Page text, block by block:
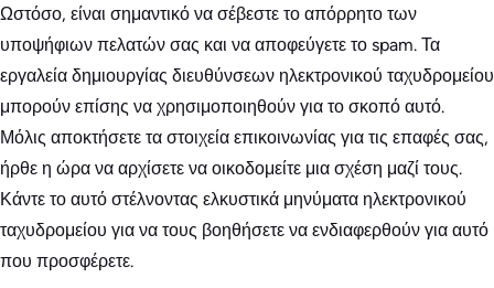
Ωστόσο, είναι σημαντικό να σέβεστε το απόρρητο των
υποψήφιων πελατών σας και να αποφεύγετε το spam. Τα
εργαλεία δημιουργίας διευθύνσεων ηλεκτρονικού ταχυδρομείου
μπορούν επίσης να χρησιμοποιηθούν για το σκοπό αυτό.
Μόλις αποκτήσετε τα στοιχεία επικοινωνίας για τις επαφές σας,
ήρθε η ώρα να αρχίσετε να οικοδομείτε μια σχέση μαζί τους.
Κάντε το αυτό στέλνοντας ελκυστικά μηνύματα ηλεκτρονικού
ταχυδρομείου για να τους βοηθήσετε να ενδιαφερθούν για αυτό
που προσφέρετε.